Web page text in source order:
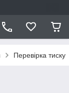
Перевірка тиску